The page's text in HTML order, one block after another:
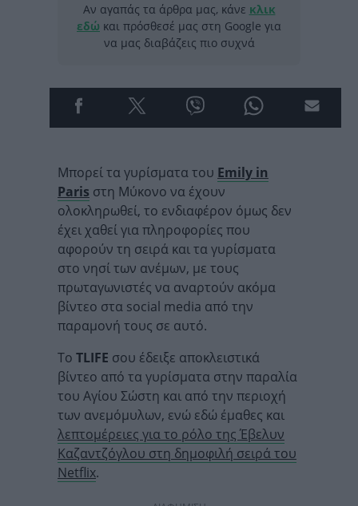
Αν αγαπάς τα άρθρα μας, κάνε κλικ
εδώ και πρόσθεσέ μας στη Google για
να μας διαβάζεις πιο συχνά
Μπορεί τα γυρίσματα του Emily in
Paris στη Μύκονο να έχουν
ολοκληρωθεί, το ενδιαφέρον όμως δεν
έχει χαθεί για πληροφορίες που
αφορούν τη σειρά και τα γυρίσματα
στο νησί των ανέμων, με τους
πρωταγωνιστές να αναρτούν ακόμα
βίντεο στα social media από την
παραμονή τους σε αυτό.
Το TLIFE σου έδειξε αποκλειστικά
βίντεο από τα γυρίσματα στην παραλία
του Αγίου Σώστη και από την περιοχή
των ανεμόμυλων, ενώ εδώ έμαθες και
λεπτομέρειες για το ρόλο της Έβελυν
Καζαντζόγλου στη δημοφιλή σειρά του
Netflix.